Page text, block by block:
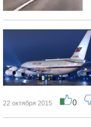
22 октября 2015 0